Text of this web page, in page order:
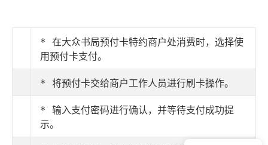
* 在大众书局预付卡特约商户处消费时，选择使
用预付卡支付。
* 将预付卡交给商户工作人员进行刷卡操作。
* 输入支付密码进行确认，并等待支付成功提
示。